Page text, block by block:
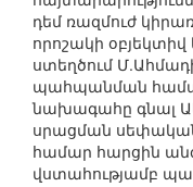
դեմ ռազմուժ
որոշակի
ստեղծում
պահպանման
նախագահը գնալ
սրացման
համար հարցին
վստահությամբ